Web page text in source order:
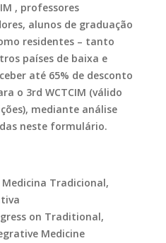
, professores
alunos de graduação
residentes – tanto
países de baixa e
até 65% de desconto
o 3rd WCTCIM (válido
mediante análise
neste formulário.
Medicina Tradicional,
on Traditional,
Medicine